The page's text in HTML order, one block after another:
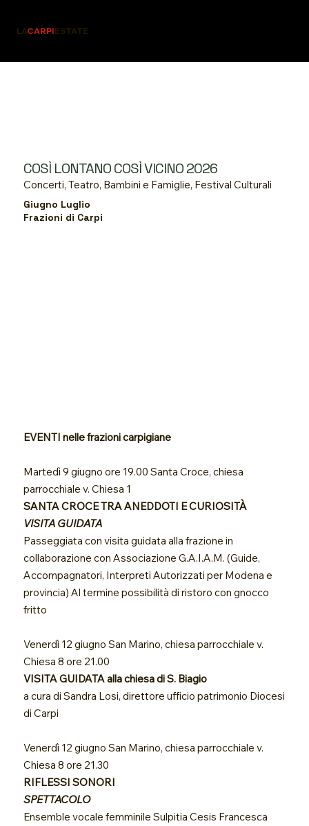
LACARPIESTATE
COSÌ LONTANO COSÌ VICINO 2026
Concerti, Teatro, Bambini e Famiglie, Festival Culturali
Giugno Luglio
Frazioni di Carpi
EVENTI nelle frazioni carpigiane
Martedì 9 giugno ore 19.00 Santa Croce, chiesa
parrocchiale v. Chiesa 1
SANTA CROCE TRA ANEDDOTI E CURIOSITÀ
VISITA GUIDATA
Passeggiata con visita guidata alla frazione in
collaborazione con Associazione G.A.I.A.M. (Guide,
Accompagnatori, Interpreti Autorizzati per Modena e
provincia) Al termine possibilità di ristoro con gnocco
fritto
Venerdì 12 giugno San Marino, chiesa parrocchiale v.
Chiesa 8 ore 21.00
VISITA GUIDATA alla chiesa di S. Biagio
a cura di Sandra Losi, direttore ufficio patrimonio Diocesi
di Carpi
Venerdì 12 giugno San Marino, chiesa parrocchiale v.
Chiesa 8 ore 21.30
RIFLESSI SONORI
SPETTACOLO
Ensemble vocale femminile Sulpitia Cesis Francesca